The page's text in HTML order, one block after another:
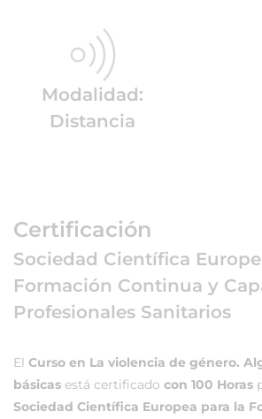
Modalidad:
Distancia
Certificación
Sociedad Científica
Formación Continua y
Profesionales Sanitarios
El Curso en La violencia de género.
básicas está certificado con 100 Horas
Sociedad Científica Europea para la